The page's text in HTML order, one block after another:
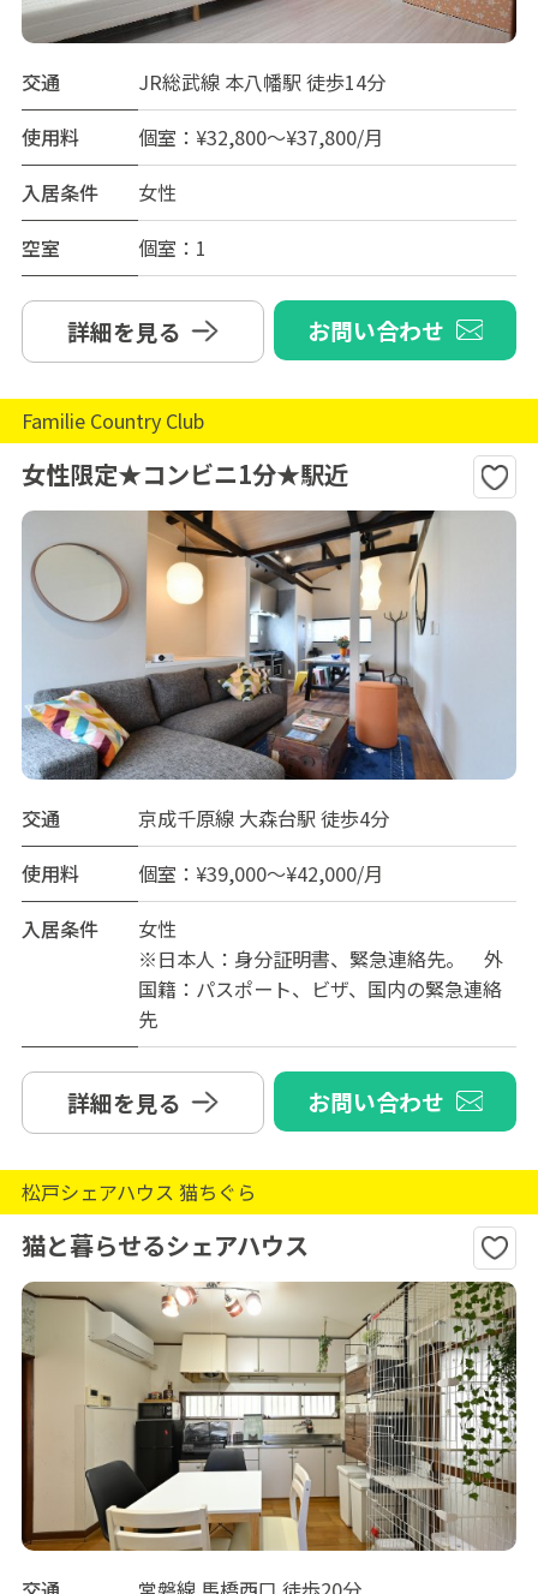
交通
JR総武線 本八幡駅 徒歩14分
使用料
個室：¥32,800～¥37,800/月
入居条件
女性
空室
個室：1
詳細を見る お問い合わせ
Familie Country Club
女性限定★コンビニ1分★駅近
交通
京成千原線 大森台駅 徒歩4分
使用料
個室：¥39,000～¥42,000/月
入居条件
女性
※日本人：身分証明書、緊急連絡先。 外
国籍：パスポート、ビザ、国内の緊急連絡
先
詳細を見る お問い合わせ
松戸シェアハウス 猫ちぐら
猫と暮らせるシェアハウス